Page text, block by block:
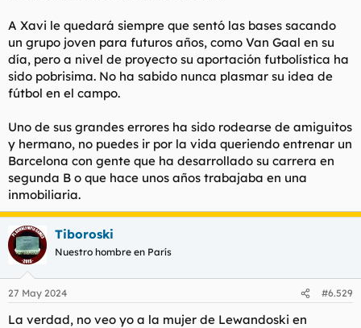
A Xavi le quedará siempre que sentó las bases sacando
un grupo joven para futuros años, como Van Gaal en su
día, pero a nivel de proyecto su aportación futbolística ha
sido pobrisima. No ha sabido nunca plasmar su idea de
fútbol en el campo.
Uno de sus grandes errores ha sido rodearse de amiguitos
y hermano, no puedes ir por la vida queriendo entrenar un
Barcelona con gente que ha desarrollado su carrera en
segunda B o que hace unos años trabajaba en una
inmobiliaria.
Tiboroski
Nuestro hombre en París
27 May 2024 #6.529
La verdad, no veo yo a la mujer de Lewandoski en